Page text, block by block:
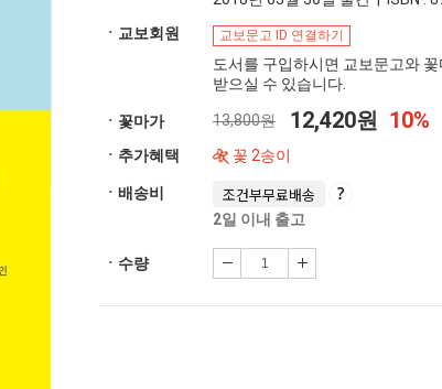
ㆍ교보회원
교보문고 ID 연결하기
도서를 구입하시면 교보문고와
받으실 수 있습니다.
ㆍ꽃마가 13,800원 12,420원 10%
ㆍ추가혜택 꽃 2송이
ㆍ배송비 조건부무료배송
2일 이내 출고
ㆍ수량